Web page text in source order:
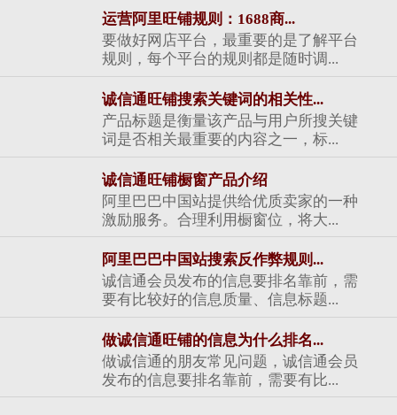
运营阿里旺铺规则：1688商...
要做好网店平台，最重要的是了解平台
规则，每个平台的规则都是随时调...
诚信通旺铺搜索关键词的相关性...
产品标题是衡量该产品与用户所搜关键
词是否相关最重要的内容之一，标...
诚信通旺铺橱窗产品介绍
阿里巴巴中国站提供给优质卖家的一种
激励服务。合理利用橱窗位，将大...
阿里巴巴中国站搜索反作弊规则...
诚信通会员发布的信息要排名靠前，需
要有比较好的信息质量、信息标题...
做诚信通旺铺的信息为什么排名...
做诚信通的朋友常见问题，诚信通会员
发布的信息要排名靠前，需要有比...